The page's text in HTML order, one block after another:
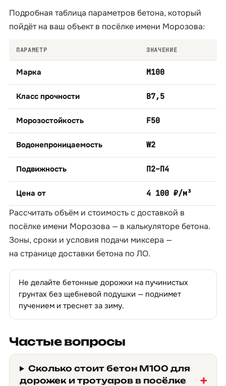
Подробная таблица параметров бетона, который
пойдёт на ваш объект в посёлке имени Морозова:
ПАРАМЕТР ЗНАЧЕНИЕ
Марка М100
Класс прочности B7,5
Морозостойкость F50
Водонепроницаемость W2
Подвижность П2–П4
Цена от 4 100 ₽/м³
Рассчитать объём и стоимость с доставкой в
посёлке имени Морозова — в калькуляторе бетона.
Зоны, сроки и условия подачи миксера —
на страницедоставки бетона по ЛО.
Не делайте бетонные дорожки на пучинистых
грунтах без щебневой подушки — поднимет
пучением и треснет за зиму.
Частые вопросы
Сколько стоит бетон М100 для
дорожек и тротуаров в посёлке